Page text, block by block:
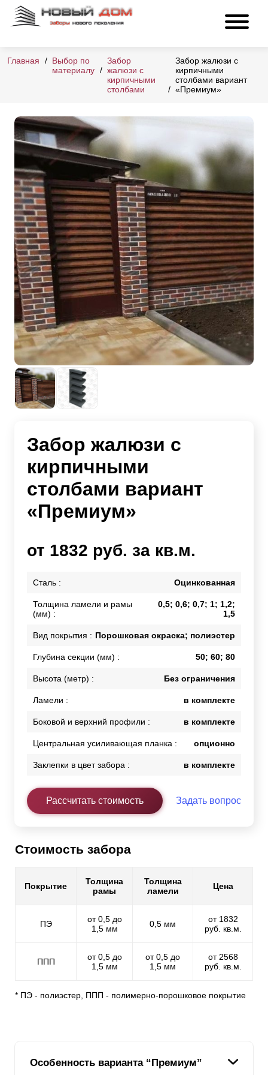
Главная
Выбор по
материалу
Забор
жалюзи с
кирпичными
столбами
Забор жалюзи с
кирпичными
столбами вариант
«Премиум»
Забор жалюзи с
кирпичными
столбами вариант
«Премиум»
от 1832 руб. за кв.м.
Сталь : Оцинкованная
Толщина ламели и рамы
(мм) :
0,5; 0,6; 0,7; 1; 1,2;
1,5
Вид покрытия : Порошковая окраска; полиэстер
Глубина секции (мм) : 50; 60; 80
Высота (метр) : Без ограничения
Ламели : в комплекте
Боковой и верхний профили : в комплекте
Центральная усиливающая планка : опционно
Заклепки в цвет забора : в комплекте
Рассчитать стоимость Задать вопрос
Стоимость забора
Покрытие
Толщина
рамы
Толщина
ламели
Цена
ПЭ
от 0,5 до
1,5 мм
0,5 мм
от 1832
руб. кв.м.
ППП
от 0,5 до
1,5 мм
от 0,5 до
1,5 мм
от 2568
руб. кв.м.
* ПЭ - полиэстер, ППП - полимерно-порошковое покрытие
Особенность варианта “Премиум”